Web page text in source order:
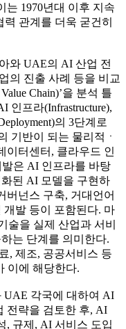
는 1970년대 이후 지속
관계를 더욱 굳건히
와 UAE의 AI 산업 전
의 진출 사례 등을 비교
Chain)’을 분석 틀
인프라(Infrastructure),
의 3단계로
기반이 되는 물리적ㆍ
이터센터, 클라우드 인
은 AI 인프라를 바탕
된 AI 모델을 구현하
버넌스 구축, 거대언어
발 등이 포함된다. 마
술을 실제 산업과 서비
는 단계를 의미한다.
, 제조, 공공서비스 등
이에 해당한다.
UAE 각국에 대하여 AI
전략을 검토한 후, AI
, 규제, AI 서비스 도입